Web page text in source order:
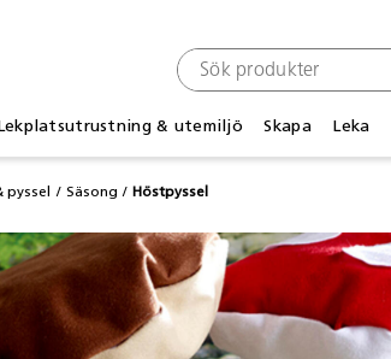
& utemiljö Skapa Leka
Säsong Höstpyssel